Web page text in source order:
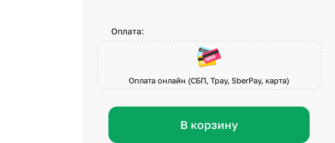
Оплата:
Оплата онлайн (СБП, Tpay, SberPay, карта)
В корзину